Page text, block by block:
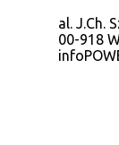
al. J.Ch.
00-918